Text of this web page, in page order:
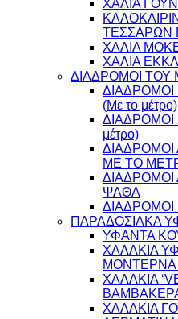
ΧΑΛΙΑ
ΤΕΣΣΑΡΩΝ
ΧΑΛΙΑ
ΧΑΛΙΑ
ΔΙΑΔΡΟΜΟΙ ΤΟΥ
ΔΙΑΔΡΟΜΟΙ
(Με το μέτρο)
μέτρο)
ΔΙΑΔΡΟΜΟΙ
ΜΕ ΤΟ
ΨΑΘΑ
ΔΙΑΔΡΟΜΟΙ
ΠΑΡΑΔΟΣΙΑΚΑ
ΥΦΑΝΤΑ
ΧΑΛΑΚΙΑ
ΜΟΝΤΕΡΝΑ
ΧΑΛΑΚΙΑ
ΧΑΛΑΚΙΑ